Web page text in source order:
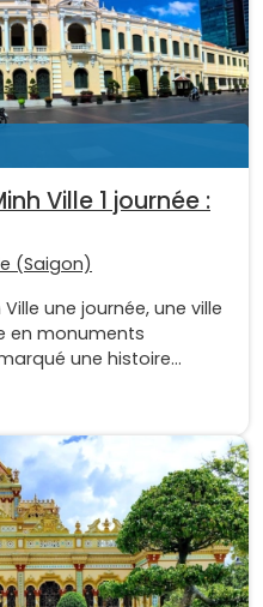
Ville 1 journée :
(Saigon)
une journée, une ville
en monuments
une histoire...